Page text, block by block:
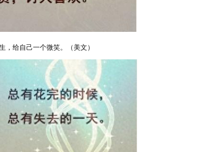
给自己一个微笑。（美文）